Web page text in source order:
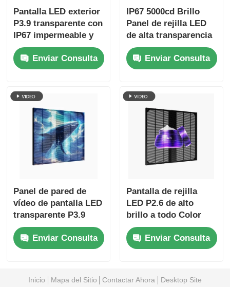
Pantalla LED exterior
P3.9 transparente con
IP67 impermeable y
4000-4500cd Brillo
para alta claridad
Panel de pared de
digital
Enviar Consulta
IP67 5000cd Brillo
Panel de rejilla LED
de alta transparencia
para pantallas
publicitarias
exteriores
Enviar Consulta
Panel de pared de
vídeo de pantalla LED
transparente P3.9
exterior para
señalización digital
de alta definición
Enviar Consulta
Pantalla de rejilla
LED P2.6 de alto
brillo a todo Color
RGB, pantalla de
publicidad de ventana
comercial para venta
Enviar Consulta
Inicio Mapa del Sitio Contactar Ahora
Desktop Site